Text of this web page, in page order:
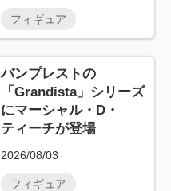
フィギュア
バンプレストの
「Grandista」シリーズ
にマーシャル・D・
ティーチが登場
2026/08/03
フィギュア